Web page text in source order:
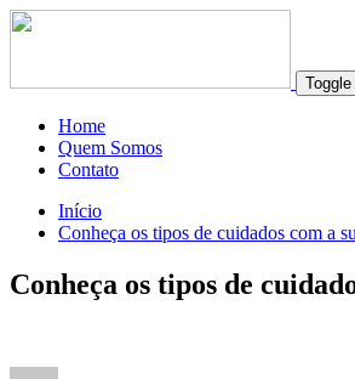
Home
Quem Somos
Contato
Início
Conheça os tipos de cuidados com a
Conheça os tipos de